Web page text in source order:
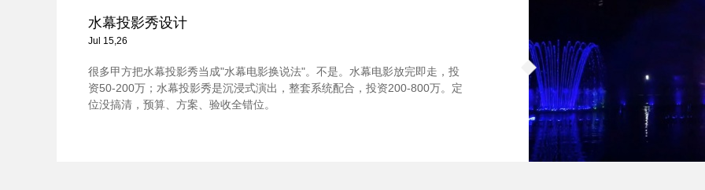
水幕投影秀设计
Jul 15,26
很多甲方把水幕投影秀当成"水幕电影换说法"。不是。水幕电影放完即走，投
资50-200万；水幕投影秀是沉浸式演出，整套系统配合，投资200-800万。定
位没搞清，预算、方案、验收全错位。